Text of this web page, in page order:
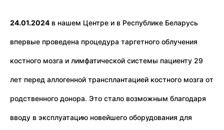
24.01.2024 в нашем Центре и в Республике Беларусь
впервые проведена процедура таргетного облучения
костного мозга и лимфатической системы пациенту 29
лет перед аллогенной трансплантацией костного мозга от
родственного донора. Это стало возможным благодаря
вводу в эксплуатацию новейшего оборудования для